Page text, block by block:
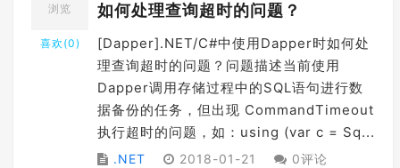
浏览
喜欢(0)
如何处理查询超时的问题？
[Dapper].NET/C#中使用Dapper时如何处
理查询超时的问题？问题描述当前使用
Dapper调用存储过程中的SQL语句进行数
据备份的任务，但出现 CommandTimeout
执行超时的问题，如：using (var c = Sq...
.NET 2018-01-21
0评论